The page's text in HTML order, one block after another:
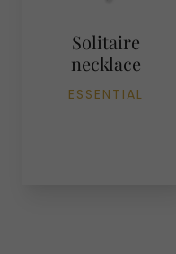
Solitaire
necklace
ESSENTIAL